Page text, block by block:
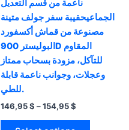
ناعمة من قسم التعديل
الجماعيحقيبة سفر جولف متينة
مصنوعة من قماش أكسفورد
البوليستر 900D المقاوم
للتآكل، مزودة بسحاب ممتاز
وعجلات، وجوانب ناعمة قابلة
للطي.
146,95$ –154,95$
This